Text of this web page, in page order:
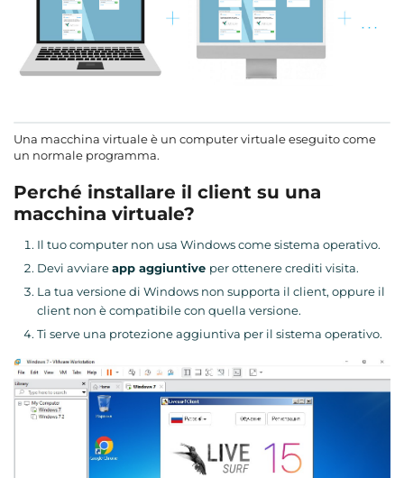
Una macchina virtuale è un computer virtuale eseguito come
un normale programma.
Perché installare il client su una
macchina virtuale?
Il tuo computer non usa Windows come sistema operativo.
Devi avviareapp aggiuntive per ottenere crediti visita.
La tua versione di Windows non supporta il client, oppure il
client non è compatibile con quella versione.
Ti serve una protezione aggiuntiva per il sistema operativo.